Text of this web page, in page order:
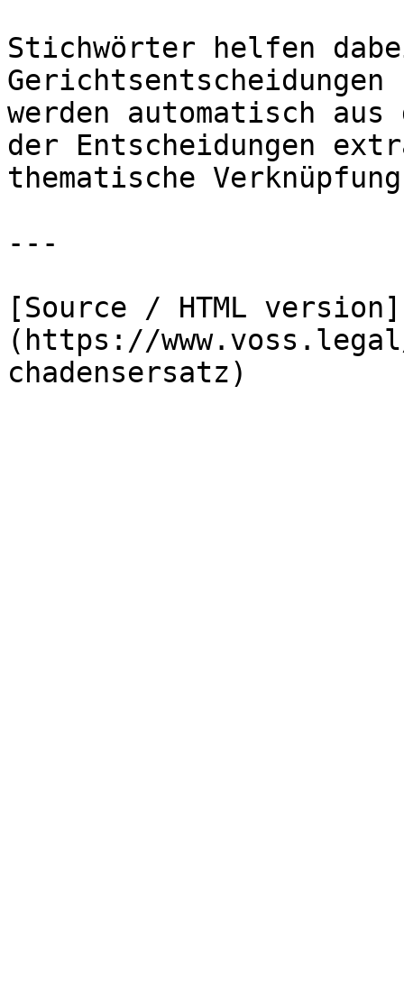
Stichwörter helfen
werden automatisch
der Entscheidungen
thematische
---
[Source / HTML version]
(https://